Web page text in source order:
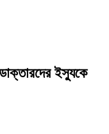
ইস্যুকে